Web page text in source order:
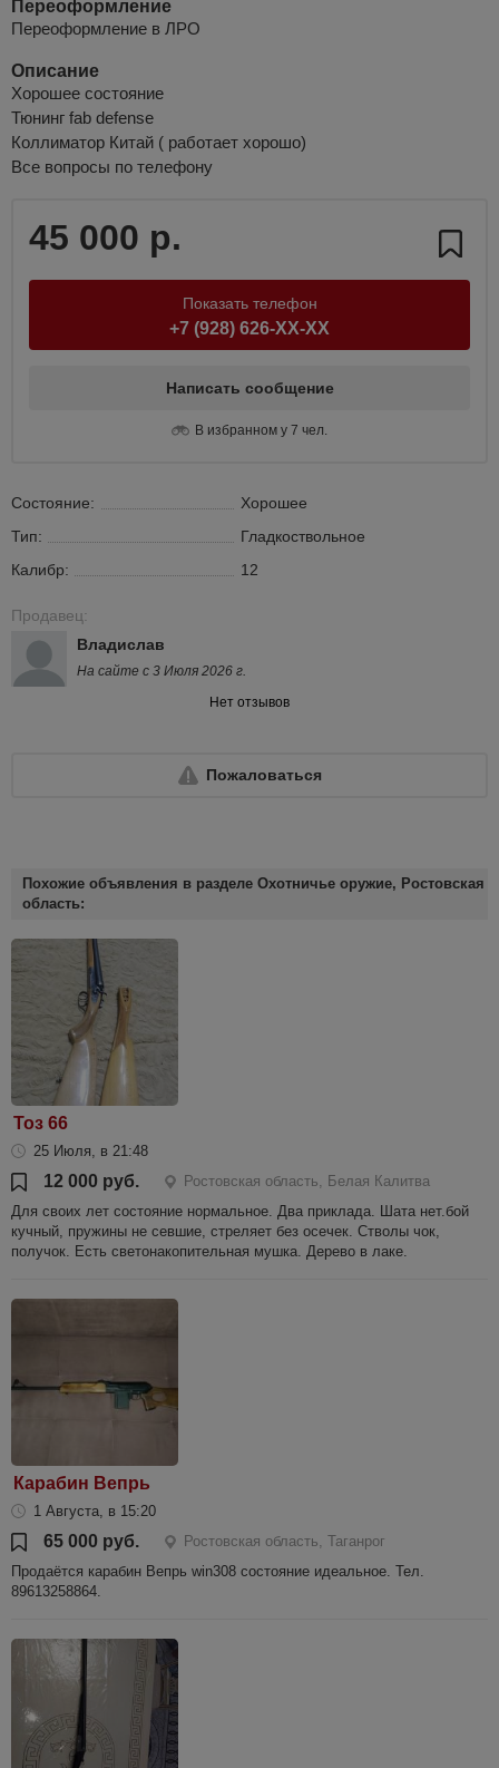
Переоформление
Переоформление в ЛРО
Описание
Хорошее состояние
Тюнинг fab defense
Коллиматор Китай ( работает хорошо)
Все вопросы по телефону
45 000 р.
Показать телефон
+7 (928) 626-XX-XX
Написать сообщение
В избранном у 7 чел.
Состояние:
Хорошее
Тип:
Гладкоствольное
Калибр:
12
Продавец:
Владислав
На сайте с 3 Июля 2026 г.
Нет отзывов
Пожаловаться
Похожие объявления в разделе Охотничье оружие, Ростовская
область:
Тоз 66
25 Июля, в 21:48
12 000 руб.
Ростовская область, Белая Калитва
Для своих лет состояние нормальное. Два приклада. Шата нет.бой
кучный, пружины не севшие, стреляет без осечек. Стволы чок,
получок. Есть светонакопительная мушка. Дерево в лаке.
Карабин Вепрь
1 Августа, в 15:20
65 000 руб.
Ростовская область, Таганрог
Продаётся карабин Вепрь win308 состояние идеальное. Тел.
89613258864.